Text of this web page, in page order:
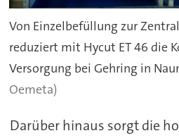
Von Einzelbefüllung zur
reduziert mit Hycut ET 46 die
Versorgung bei Gehring in
Oemeta)
Darüber hinaus sorgt die